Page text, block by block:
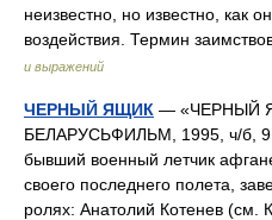
неизвестно, но известно, как
воздействия. Термин
и выражений
ЧЕРНЫЙ ЯЩИК — «ЧЕРНЫЙ
БЕЛАРУСЬФИЛЬМ, 1995, ч/б, 9
бывший военный летчик
своего последнего полета,
ролях: Анатолий Котенев